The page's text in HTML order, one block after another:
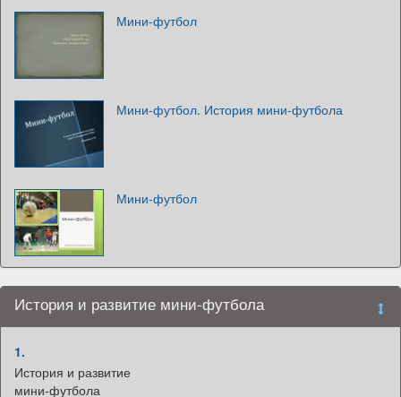
Мини-футбол
Мини-футбол. История мини-футбола
Мини-футбол
История и развитие мини-футбола
1.
История и развитие
мини-футбола